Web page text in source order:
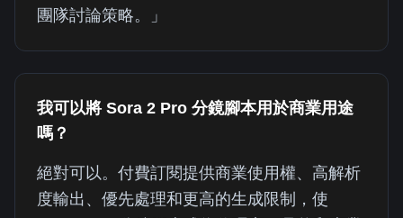
團隊討論策略。」
我可以將 Sora 2 Pro 分鏡腳本用於商業用途
嗎？
絕對可以。付費訂閱提供商業使用權、高解析
度輸出、優先處理和更高的生成限制，使